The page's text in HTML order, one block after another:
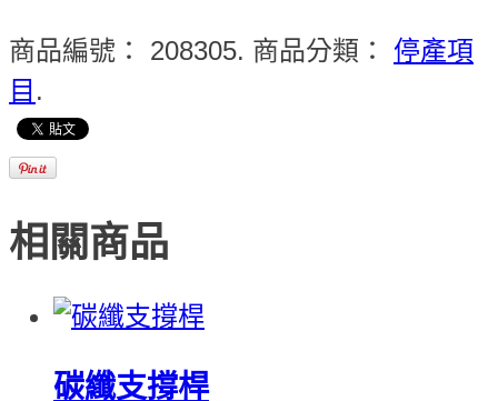
商品編號： 208305. 商品分類： 停產項
目 .
相關商品
碳纖支撐桿